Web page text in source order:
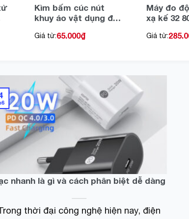
Kìm bấm cúc nút
khuy áo vật dụng đa
thẩm mỹ cao sử
Giá từ:65.000₫
Máy đo
xạ kế 32
phẩm đồ
Giá từ:
nhanh là gì và cách phân biệt dễ dàng
thời đại công nghệ hiện nay, điện